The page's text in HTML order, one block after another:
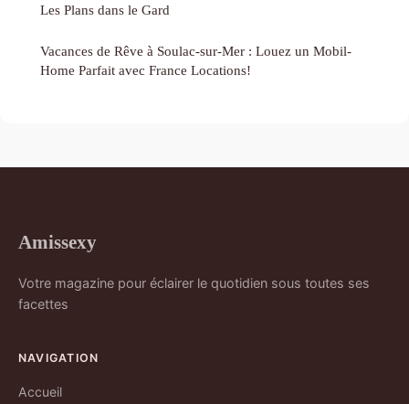
Les Plans dans le Gard
Vacances de Rêve à Soulac-sur-Mer : Louez un Mobil-
Home Parfait avec France Locations!
Amissexy
Votre magazine pour éclairer le quotidien sous toutes ses
facettes
NAVIGATION
Accueil